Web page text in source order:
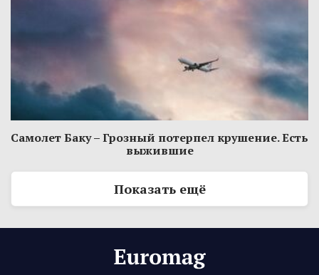
Самолет Баку – Грозный потерпел крушение. Есть
выжившие
Показать ещё